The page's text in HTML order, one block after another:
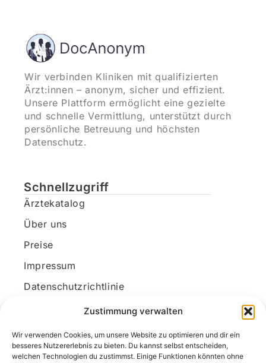
Zustimmung verwalten
Wir verwenden Cookies, um unsere Website zu optimieren und dir ein
besseres Nutzererlebnis zu bieten. Du kannst selbst entscheiden,
welchen Technologien du zustimmst. Einige Funktionen könnten ohne
Wir verbinden Kliniken mit qualifizierten
Ärzt:innen – anonym, sicher und effizient.
Unsere Plattform ermöglicht eine gezielte
und schnelle Vermittlung, unterstützt durch
persönliche Betreuung und höchsten
Datenschutz.
Schnellzugriff
Ärztekatalog
Über uns
Preise
Impressum
Datenschutzrichtlinie
Kundenkonto
Unsere Kontaktdaten
E-Mail: kontakt@docanonym.com